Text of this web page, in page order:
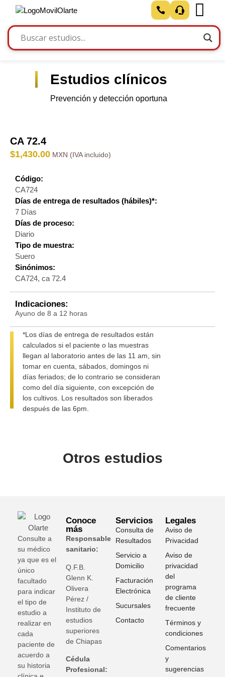
Estudios clínicos
Prevención y detección oportuna
CA 72.4
$1,430.00
Código:
CA724
Días de entrega de resultados (hábiles)*:
7 Días
Días de proceso:
Diario
Tipo de muestra:
Suero
Sinónimos:
CA724, ca 72.4
Indicaciones:
Ayuno de 8 a 12 horas
*Los días de entrega de resultados están
calculados si el paciente o las muestras
llegan al laboratorio antes de las 11 am, sin
tomar en cuenta, sábados, domingos ni
días feriados; de lo contrario se consideran
como del día siguiente, con excepción de
los cultivos. Los resultados son liberados
después de las 6pm.
Otros estudios
Consulte a
su médico
ya que es el
único
facultado
para indicar
el tipo de
estudio a
realizar en
cada
paciente de
acuerdo a
su historia
Conoce
más
Responsable
sanitario:
Q.F.B.
Glenn K
Olivera
Pérez /
Instituto de
estudios
superiores
de Chiapas
Cédula
Profesional:
Servicios
Consulta de
Resultados
Servicio a
Domicilio
Facturación
Electrónica
Sucursales
Contacto
Legales
Aviso de
Privacidad
Aviso de
privacidad
del
programa
de cliente
frecuente
Términos y
condiciones
Comentarios
y
sugerencias